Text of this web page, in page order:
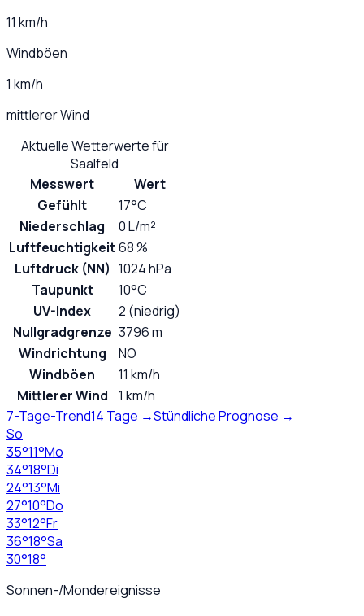
11 km/h
Windböen
1 km/h
mittlerer Wind
Aktuelle Wetterwerte für
Saalfeld
Messwert
Wert
Gefühlt
17°C
Niederschlag
0 L/m²
Luftfeuchtigkeit68 %
Luftdruck (NN) 1024 hPa
Taupunkt
10°C
UV-Index
2 (niedrig)
Nullgradgrenze 3796 m
Windrichtung
NO
Windböen
11 km/h
Mittlerer Wind
1 km/h
7-Tage-Trend14 Tage →Stündliche Prognose →
So
35°11°Mo
34°18°Di
24°13°Mi
27°10°Do
33°12°Fr
36°18°Sa
30°18°
Sonnen-/Mondereignisse